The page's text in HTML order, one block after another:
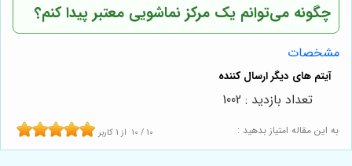
چگونه می‌توانم یک مرکز نماشویی معتبر پیدا کنم؟
مشخصات
به این مقاله امتیاز بدهید : 10 / 10 از 1 کاربر
تعداد بازدید : 1002